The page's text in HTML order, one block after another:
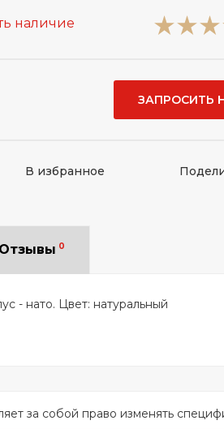
наличие
ЗАПРОСИТЬ
В избранное
Отзывы 0
- нато. Цвет: натуральный
за собой право изменять